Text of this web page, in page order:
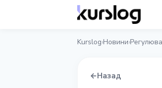
Kurslog›Новини›
←Назад